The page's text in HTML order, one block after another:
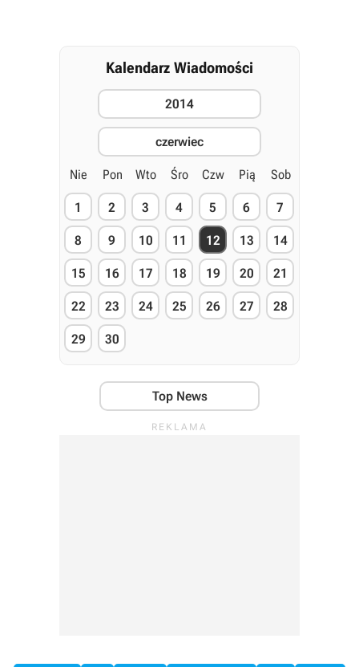
Kalendarz Wiadomości
2014
czerwiec
Nie Pon Wto Śro Czw Pią Sob
1 2 3 4 5 6 7
8 9 10 11 12 13 14
15 16 17 18 19 20 21
22 23 24 25 26 27 28
29 30
Top News